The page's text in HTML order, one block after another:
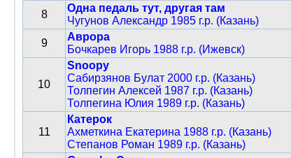
8
Одна педаль тут, другая там
Чугунов Александр 1985 г.р. (Казань)
9
Аврора
Бочкарев Игорь 1988 г.р. (Ижевск)
10
Snoopy
Сабирзянов Булат 2000 г.р. (Казань)
Толпегин Алексей 1987 г.р. (Казань)
Толпегина Юлия 1989 г.р. (Казань)
11
Катерок
Ахметкина Екатерина 1988 г.р. (Казань)
Степанов Роман 1989 г.р. (Казань)